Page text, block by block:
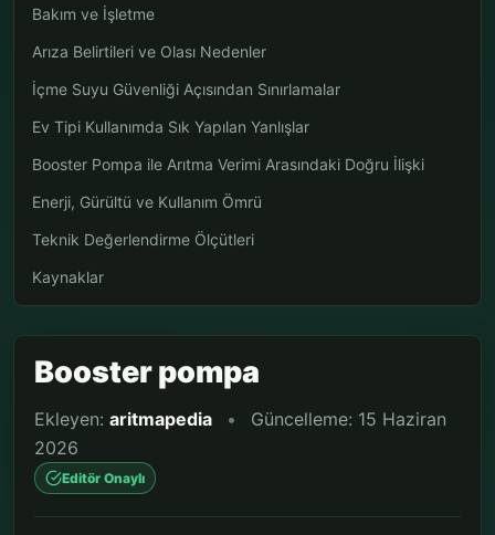
Bakım ve İşletme
Arıza Belirtileri ve Olası Nedenler
İçme Suyu Güvenliği Açısından Sınırlamalar
Ev Tipi Kullanımda Sık Yapılan Yanlışlar
Booster Pompa ile Arıtma Verimi Arasındaki Doğru İlişki
Enerji, Gürültü ve Kullanım Ömrü
Teknik Değerlendirme Ölçütleri
Kaynaklar
Booster pompa
Ekleyen: aritmapedia •
Güncelleme: 15 Haziran
2026
Editör Onaylı